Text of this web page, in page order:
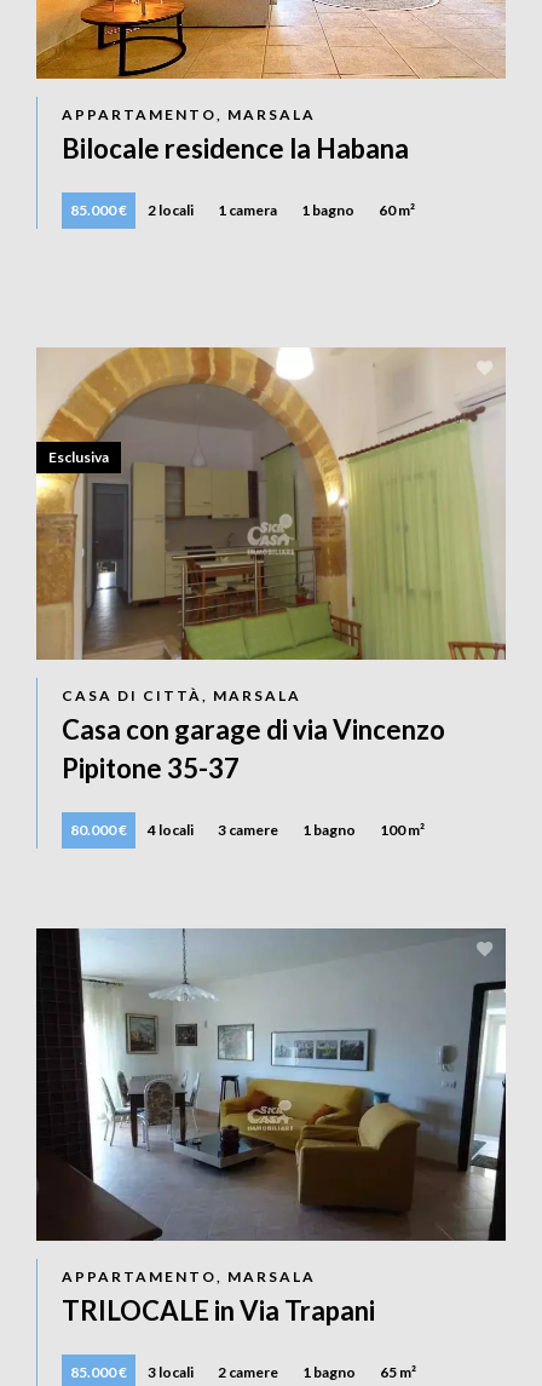
APPARTAMENTO, MARSALA
Bilocale residence la Habana
85.000 € 2 locali 1 camera 1 bagno 60 m²
CASA DI CITTÀ, MARSALA
Casa con garage di via Vincenzo
Pipitone 35-37
80.000 € 4 locali 3 camere 1 bagno 100 m²
Esclusiva
APPARTAMENTO, MARSALA
TRILOCALE in Via Trapani
85.000 € 3 locali 2 camere 1 bagno 65 m²